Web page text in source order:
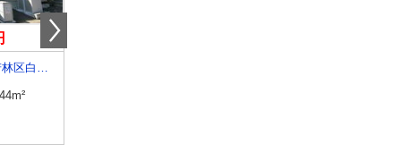
宮城県仙台市若林区白萩町